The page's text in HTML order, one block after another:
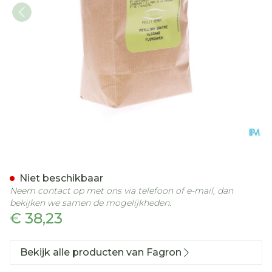
€ 38,23
Niet beschikbaar
Neem contact op met ons via telefoon of e-mail, dan
bekijken we samen de mogelijkheden.
Bekijk alle producten van Fagron